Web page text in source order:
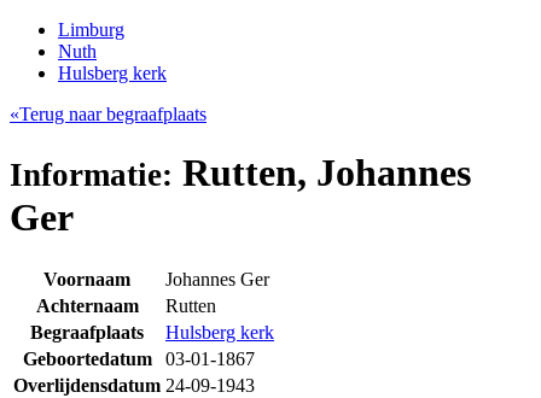
Limburg
Nuth
Hulsberg kerk
«Terug naar begraafplaats
Informatie: Rutten, Johannes
Ger
Voornaam
Johannes Ger
Achternaam
Rutten
Begraafplaats
Hulsberg kerk
Geboortedatum
03-01-1867
Overlijdensdatum 24-09-1943